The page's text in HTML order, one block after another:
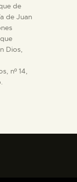
de
de Juan
Dios,
nº 14,